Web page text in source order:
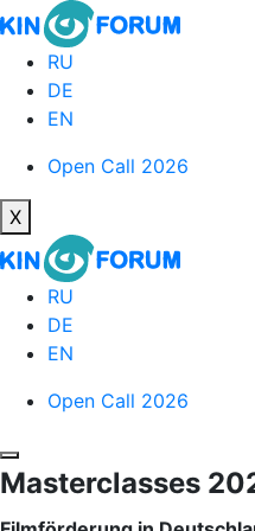
RU
DE
EN
Open Call 2026
X
RU
DE
EN
Open Call 2026
Masterclasses